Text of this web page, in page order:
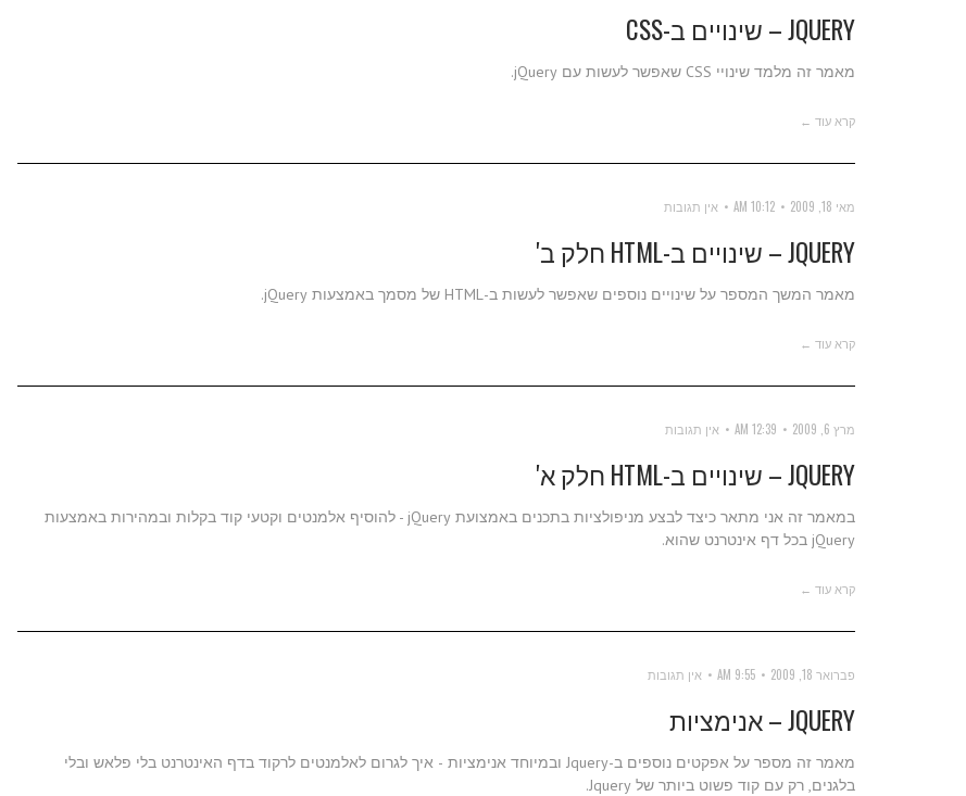
JQUERY – שינויים ב-CSS
מאמר זה מלמד שינויי CSS שאפשר לעשות עם jQuery.
קרא עוד ←
מאי 18, 2009 10:12 AM אין תגובות
JQUERY – שינויים ב-HTML חלק ב'
מאמר המשך המספר על שינויים נוספים שאפשר לעשות ב-HTML של מסמך באמצעות jQuery.
קרא עוד ←
מרץ 6, 2009 12:39 AM אין תגובות
JQUERY – שינויים ב-HTML חלק א'
במאמר זה אני מתאר כיצד לבצע מניפולציות בתכנים באמצועת jQuery - להוסיף אלמנטים וקטעי קוד בקלות ובמהירות באמצעות
jQuery בכל דף אינטרנט שהוא.
קרא עוד ←
פברואר 18, 2009 9:55 AM אין תגובות
JQUERY – אנימציות
מאמר זה מספר על אפקטים נוספים ב-Jquery ובמיוחד אנימציות - איך לגרום לאלמנטים לרקוד בדף האינטרנט בלי פלאש ובלי
בלגנים, רק עם קוד פשוט ביותר של Jquery.